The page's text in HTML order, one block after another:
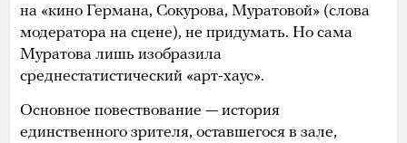
на «кино Германа, Сокурова, Муратовой» (слова
модератора на сцене), не придумать. Но сама
Муратова лишь изобразила
среднестатистический «арт-хаус».
Основное повествование — история
единственного зрителя, оставшегося в зале,